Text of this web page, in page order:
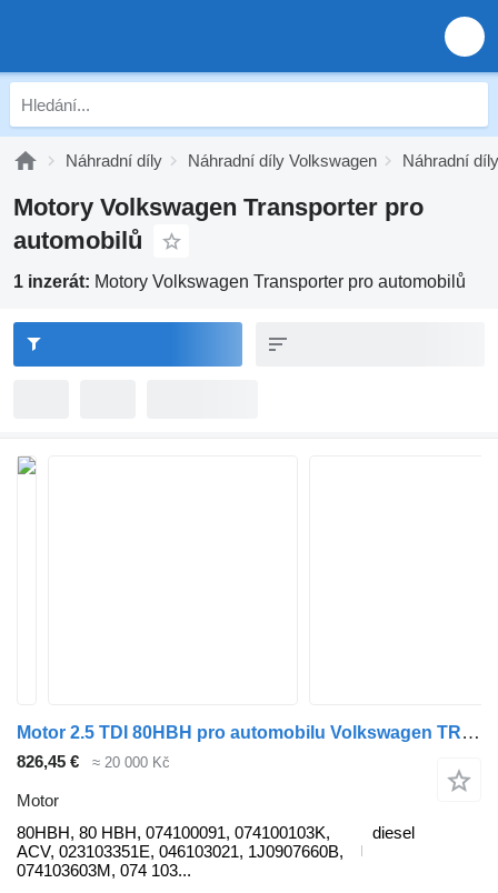
Náhradní díly Náhradní díly Volkswagen Náhradní
Motory Volkswagen Transporter pro
automobilů
1 inzerát: Motory Volkswagen Transporter pro automobilů
Motor 2.5 TDI 80HBH pro automobilu Volkswagen TRANSPORTER IV Minibus / passenger (70XB, 70XC, 7DB, 7DW, 7DK)
826,45 € ≈ 20 000 Kč
Motor
80HBH, 80 HBH, 074100091, 074100103K,
ACV, 023103351E, 046103021, 1J0907660B,
074103603M, 074 103...
diesel